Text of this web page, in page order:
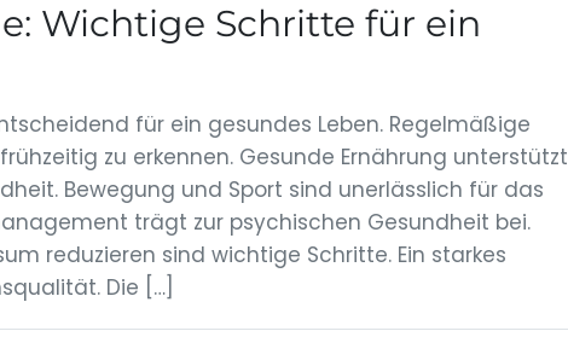
Wichtige Schritte für ein
für ein gesundes Leben. Regelmäßige
zu erkennen. Gesunde Ernährung unterstützt
Bewegung und Sport sind unerlässlich für das
trägt zur psychischen Gesundheit bei.
reduzieren sind wichtige Schritte. Ein starkes
Die […]